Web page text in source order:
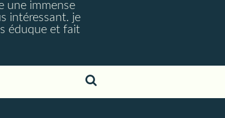
une immense
intéressant. je
éduque et fait